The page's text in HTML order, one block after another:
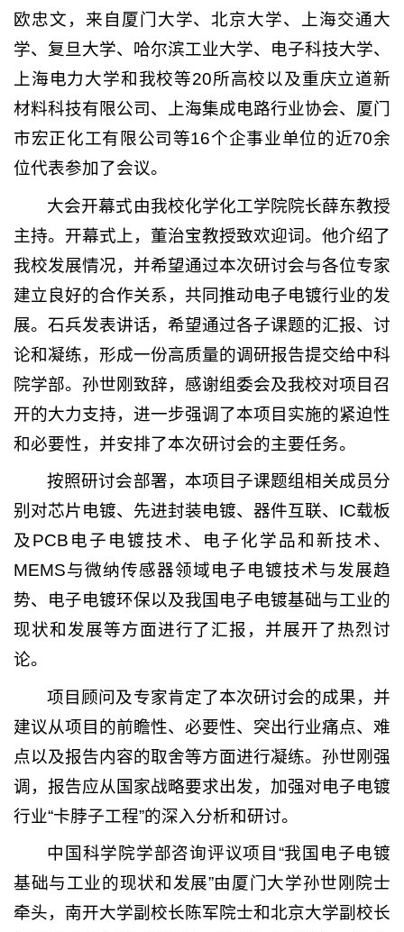
欧忠文，来自厦门大学、北京大学、上海交通大
学、复旦大学、哈尔滨工业大学、电子科技大学、
上海电力大学和我校等20所高校以及重庆立道新
材料科技有限公司、上海集成电路行业协会、厦门
市宏正化工有限公司等16个企事业单位的近70余
位代表参加了会议。
大会开幕式由我校化学化工学院院长薛东教授
主持。开幕式上，董治宝教授致欢迎词。他介绍了
我校发展情况，并希望通过本次研讨会与各位专家
建立良好的合作关系，共同推动电子电镀行业的发
展。石兵发表讲话，希望通过各子课题的汇报、讨
论和凝练，形成一份高质量的调研报告提交给中科
院学部。孙世刚致辞，感谢组委会及我校对项目召
开的大力支持，进一步强调了本项目实施的紧迫性
和必要性，并安排了本次研讨会的主要任务。
按照研讨会部署，本项目子课题组相关成员分
别对芯片电镀、先进封装电镀、器件互联、IC载板
及PCB电子电镀技术、电子化学品和新技术、
MEMS与微纳传感器领域电子电镀技术与发展趋
势、电子电镀环保以及我国电子电镀基础与工业的
现状和发展等方面进行了汇报，并展开了热烈讨
论。
项目顾问及专家肯定了本次研讨会的成果，并
建议从项目的前瞻性、必要性、突出行业痛点、难
点以及报告内容的取舍等方面进行凝练。孙世刚强
调，报告应从国家战略要求出发，加强对电子电镀
行业“卡脖子工程”的深入分析和研讨。
中国科学院学部咨询评议项目“我国电子电镀
基础与工业的现状和发展”由厦门大学孙世刚院士
牵头，南开大学副校长陈军院士和北京大学副校长